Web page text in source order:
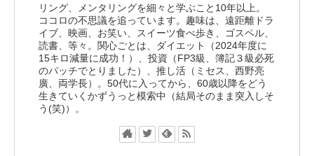
リング、メンタリングを細々と学ぶこと10年以上。
ココロの不思議を追っています。趣味は、遠距離ドラ
イブ、映画、お笑い、スイーツ食べ歩き、ゴスペル、
読書、等々。関心ごとは、ダイエット（2024年度に
15キロ減量に成功！）、投資（FP3級、簿記３級必死
のパッチでとりました）、推し活（ミセス、西野亮
廣、両学長）。50代に入ってから、60歳以降をどう
生きていくかずうっと模索中（結局そのまま突入しそ
う(笑)）。